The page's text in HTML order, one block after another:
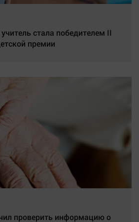
стала победителем II
премии
проверить информацию о